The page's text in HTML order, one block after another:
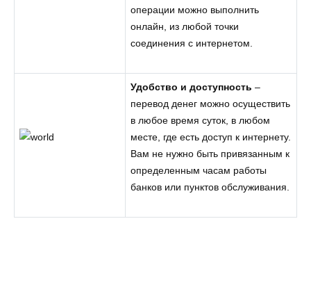
операции можно выполнить
онлайн, из любой точки
соединения с интернетом.
Удобство и доступность –
перевод денег можно осуществить
в любое время суток, в любом
месте, где есть доступ к интернету.
Вам не нужно быть привязанным к
определенным часам работы
банков или пунктов обслуживания.